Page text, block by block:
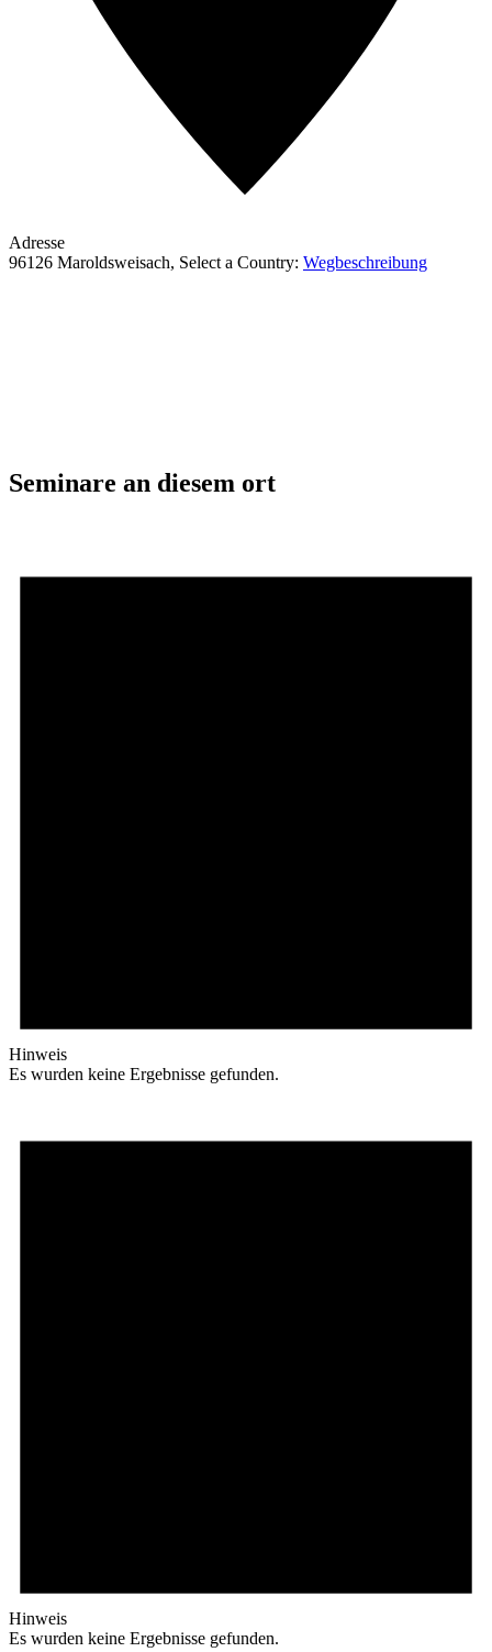
Adresse
96126 Maroldsweisach, Select a Country: Wegbeschreibung
Seminare an diesem ort
Hinweis
Es wurden keine Ergebnisse gefunden.
Hinweis
Es wurden keine Ergebnisse gefunden.